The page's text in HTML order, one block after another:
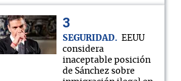
SEGURIDAD
EEUU
considera
inaceptable posición
de Sánchez sobre